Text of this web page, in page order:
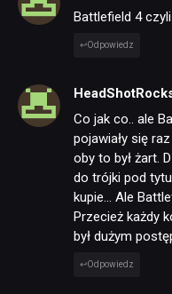
Battlefield 4
Odpowiedz
Co jak co.. ale
pojawiały się
oby to był żart.
do trójki pod
kupie… Ale
Przecież każdy
był dużym
Odpowiedz